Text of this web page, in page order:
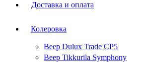
Доставка и оплата
Колеровка
Веер Dulux Trade CP5
Веер Tikkurila Symphony